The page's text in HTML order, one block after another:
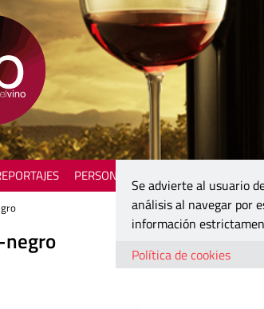
PERSONAJES
Se advierte al usuario
análisis al navegar por
información
Política de cookies